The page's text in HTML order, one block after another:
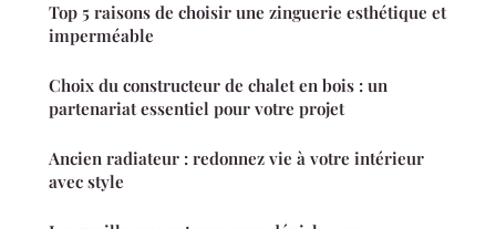
Top 5 raisons de choisir une zinguerie esthétique et
imperméable
Choix du constructeur de chalet en bois : un
partenariat essentiel pour votre projet
Ancien radiateur : redonnez vie à votre intérieur
avec style